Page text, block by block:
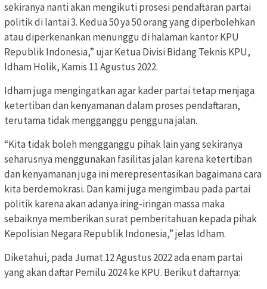
sekiranya nanti akan mengikuti prosesi pendaftaran partai
politik di lantai 3. Kedua 50 ya 50 orang yang diperbolehkan
atau diperkenankan menunggu di halaman kantor KPU
Republik Indonesia,” ujar Ketua Divisi Bidang Teknis KPU,
Idham Holik, Kamis 11 Agustus 2022.
Idham juga mengingatkan agar kader partai tetap menjaga
ketertiban dan kenyamanan dalam proses pendaftaran,
terutama tidak mengganggu pengguna jalan.
“Kita tidak boleh mengganggu pihak lain yang sekiranya
seharusnya menggunakan fasilitas jalan karena ketertiban
dan kenyamanan juga ini merepresentasikan bagaimana cara
kita berdemokrasi. Dan kami juga mengimbau pada partai
politik karena akan adanya iring-iringan massa maka
sebaiknya memberikan surat pemberitahuan kepada pihak
Kepolisian Negara Republik Indonesia,” jelas Idham.
Diketahui, pada Jumat 12 Agustus 2022 ada enam partai
yang akan daftar Pemilu 2024 ke KPU. Berikut daftarnya: